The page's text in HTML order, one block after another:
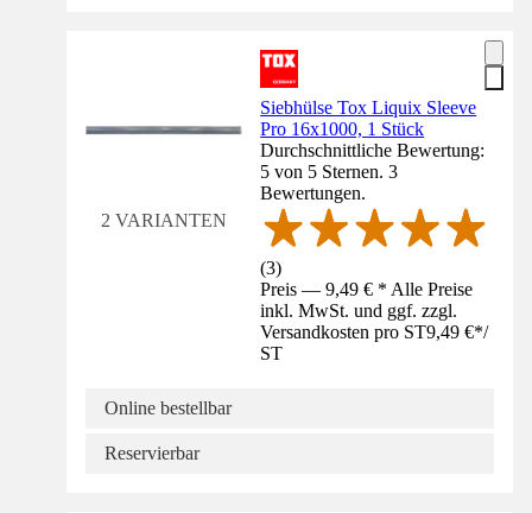
2 VARIANTEN
Siebhülse Tox Liquix Sleeve
Pro 16x1000, 1 Stück
Durchschnittliche Bewertung:
5 von 5 Sternen. 3
Bewertungen.
(3)
Preis — 9,49 € * Alle Preise
inkl. MwSt. und ggf. zzgl.
Versandkosten pro ST9,49 €*/
ST
Online bestellbar
Reservierbar